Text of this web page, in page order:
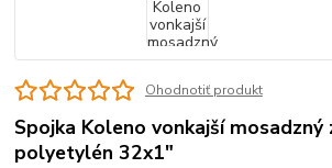
Ohodnotiť produkt
Spojka Koleno vonkajší mosadzný
polyetylén 32x1"